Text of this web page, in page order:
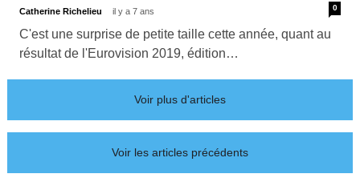
Catherine Richelieu il y a 7 ans 0
C'est une surprise de petite taille cette année, quant au
résultat de l'Eurovision 2019, édition…
Voir plus d'articles
Voir les articles précédents